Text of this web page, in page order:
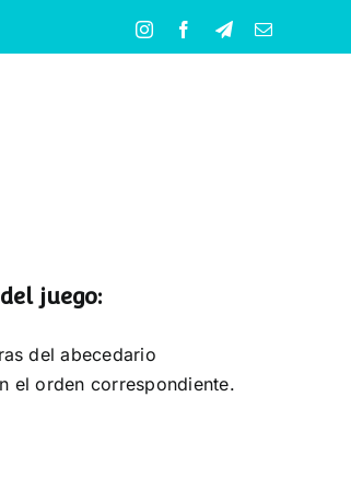
InstagramFacebookTelegramCorreo
juego:
del abecedario
el orden correspondiente.